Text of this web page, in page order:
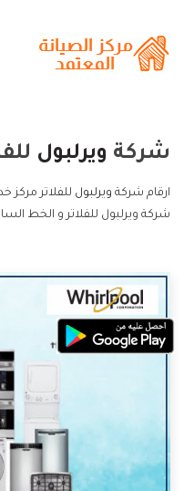
شركة ويرلبول
ارقام شركة ويرلبول للفلاتر مركز
شركة ويرلبول للفلاتر و الخط